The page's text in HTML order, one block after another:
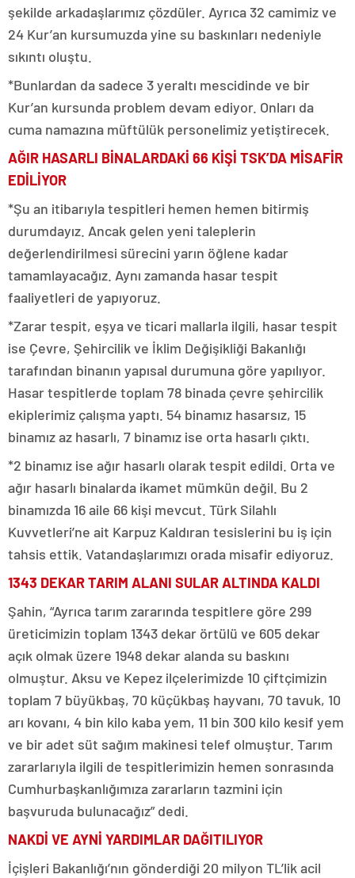
şekilde arkadaşlarımız çözdüler. Ayrıca 32 camimiz ve
24 Kur’an kursumuzda yine su baskınları nedeniyle
sıkıntı oluştu.
*Bunlardan da sadece 3 yeraltı mescidinde ve bir
Kur’an kursunda problem devam ediyor. Onları da
cuma namazına müftülük personelimiz yetiştirecek.
AĞIR HASARLI BİNALARDAKİ 66 KİŞİ TSK’DA MİSAFİR
EDİLİYOR
*Şu an itibarıyla tespitleri hemen hemen bitirmiş
durumdayız. Ancak gelen yeni taleplerin
değerlendirilmesi sürecini yarın öğlene kadar
tamamlayacağız. Aynı zamanda hasar tespit
faaliyetleri de yapıyoruz.
*Zarar tespit, eşya ve ticari mallarla ilgili, hasar tespit
ise Çevre, Şehircilik ve İklim Değişikliği Bakanlığı
tarafından binanın yapısal durumuna göre yapılıyor.
Hasar tespitlerde toplam 78 binada çevre şehircilik
ekiplerimiz çalışma yaptı. 54 binamız hasarsız, 15
binamız az hasarlı, 7 binamız ise orta hasarlı çıktı.
*2 binamız ise ağır hasarlı olarak tespit edildi. Orta ve
ağır hasarlı binalarda ikamet mümkün değil. Bu 2
binamızda 16 aile 66 kişi mevcut. Türk Silahlı
Kuvvetleri’ne ait Karpuz Kaldıran tesislerini bu iş için
tahsis ettik. Vatandaşlarımızı orada misafir ediyoruz.
1343 DEKAR TARIM ALANI SULAR ALTINDA KALDI
Şahin, “Ayrıca tarım zararında tespitlere göre 299
üreticimizin toplam 1343 dekar örtülü ve 605 dekar
açık olmak üzere 1948 dekar alanda su baskını
olmuştur. Aksu ve Kepez ilçelerimizde 10 çiftçimizin
toplam 7 büyükbaş, 70 küçükbaş hayvanı, 70 tavuk, 10
arı kovanı, 4 bin kilo kaba yem, 11 bin 300 kilo kesif yem
ve bir adet süt sağım makinesi telef olmuştur. Tarım
zararlarıyla ilgili de tespitlerimizin hemen sonrasında
Cumhurbaşkanlığımıza zararların tazmini için
başvuruda bulunacağız” dedi.
NAKDİ VE AYNİ YARDIMLAR DAĞITILIYOR
İçişleri Bakanlığı’nın gönderdiği 20 milyon TL’lik acil